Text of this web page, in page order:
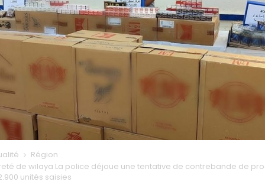
Région
de wilaya La police déjoue une tentative de contrebande de
unités saisies